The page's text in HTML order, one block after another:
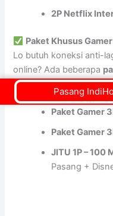
2P Netflix
Paket Khusus
Lo butuh koneksi anti-
online? Ada beberapa
buat aktivitas berat
Paket Gamer
Paket Gamer
JITU 1P – 100
Pasang +
Pasang